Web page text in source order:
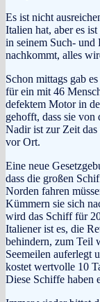
Es ist nicht
Italien hat, aber es
in seinem Such- und
nachkommt, alles
Schon mittags gab
für ein mit 46
defektem Motor in
gehofft, dass sie von
Nadir ist zur Zeit
vor Ort.
Eine neue
dass die großen
Norden fahren
Kümmern sie sich
wird das Schiff für
Italiener ist es, die
behindern, zum Teil
Seemeilen auferlegt
kostet wertvolle 10
Diese Schiffe haben